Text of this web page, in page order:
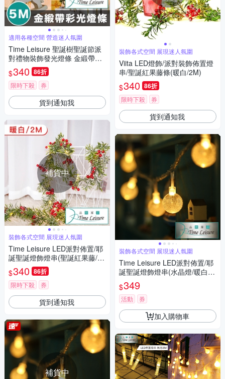
適用各種空間 營造迷人氛圍
Time Leisure 聖誕樹聖誕節派
對禮物裝飾發光燈條 金緞帶彩
光/5M
$340 86折
限時下殺 券
貨到通知我
補貨中
裝飾各式空間 展現迷人氛圍
Time Leisure LED派對佈置/耶
誕聖誕燈飾燈串(聖誕紅果藤/暖
白/2M)
$340 86折
限時下殺 券
貨到通知我
補貨中
裝飾各式空間 展現迷人氛圍
Viita LED燈飾/派對裝飾佈置燈
串/聖誕紅果藤條(暖白/2M)
$340 86折
限時下殺 券
貨到通知我
裝飾各式空間 展現迷人氛圍
Time Leisure LED派對佈置/耶
誕聖誕燈飾燈串(水晶燈/暖白/4
M)
$349
活動 券
加入購物車